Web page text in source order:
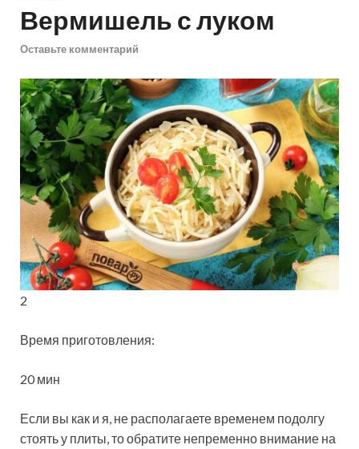
Вермишель с луком
Оставьте комментарий
2
Время приготовления:
20 мин
Если вы как и я, не располагаете временем подолгу
стоять у плиты, то обратите непременно внимание на